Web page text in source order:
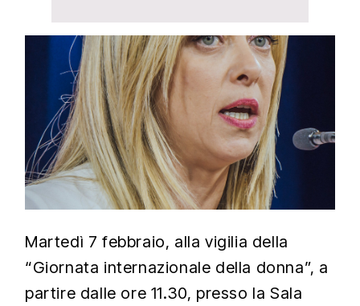
Martedì 7 febbraio, alla vigilia della
“Giornata internazionale della donna”, a
partire dalle ore 11.30, presso la Sala